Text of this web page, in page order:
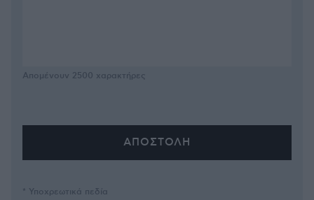
Απομένουν 2500 χαρακτήρες
* Υποχρεωτικά πεδία